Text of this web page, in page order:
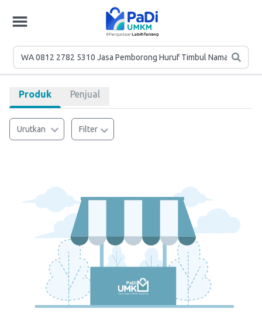
Produk Penjual
Urutkan Filter